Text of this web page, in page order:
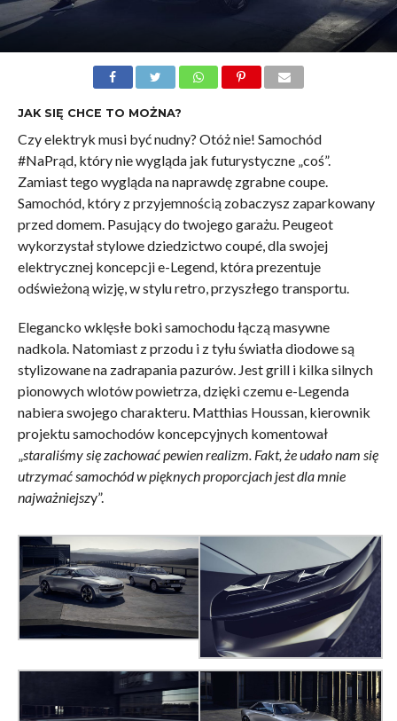
JAK SIĘ CHCE TO MOŻNA?
Czy elektryk musi być nudny? Otóż nie! Samochód
#NaPrąd, który nie wygląda jak futurystyczne „coś”.
Zamiast tego wygląda na naprawdę zgrabne coupe.
Samochód, który z przyjemnością zobaczysz zaparkowany
przed domem. Pasujący do twojego garażu. Peugeot
wykorzystał stylowe dziedzictwo coupé, dla swojej
elektrycznej koncepcji e-Legend, która prezentuje
odświeżoną wizję, w stylu retro, przyszłego transportu.
Elegancko wklęsłe boki samochodu łączą masywne
nadkola. Natomiast z przodu i z tyłu światła diodowe są
stylizowane na zadrapania pazurów. Jest grill i kilka silnych
pionowych wlotów powietrza, dzięki czemu e-Legenda
nabiera swojego charakteru. Matthias Houssan, kierownik
projektu samochodów koncepcyjnych komentował
staraliśmy się zachować pewien realizm. Fakt, że udało nam się
utrzymać samochód w pięknych proporcjach jest dla mnie
najważniejszy”.